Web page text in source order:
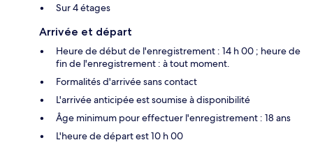
Sur 4 étages
Arrivée et départ
Heure de début de l'enregistrement : 14 h 00 ; heure de
fin de l'enregistrement : à tout moment.
Formalités d'arrivée sans contact
L'arrivée anticipée est soumise à disponibilité
Âge minimum pour effectuer l'enregistrement : 18 ans
L'heure de départ est 10 h 00